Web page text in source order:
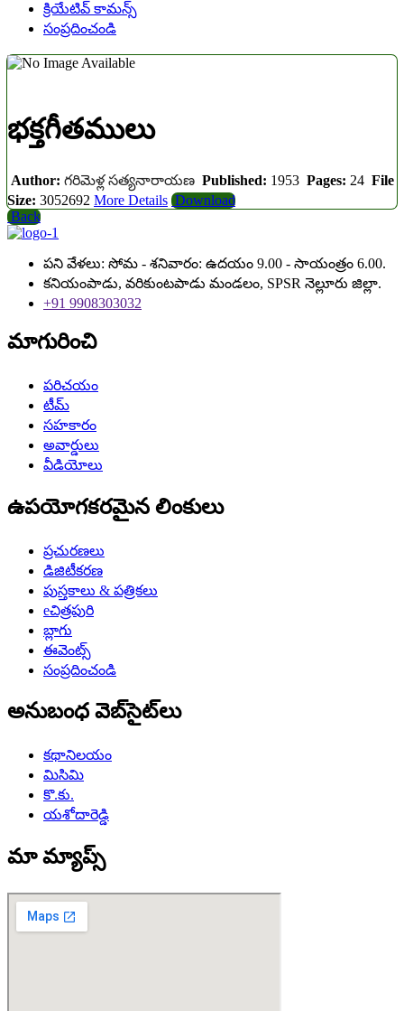
క్రియేటివ్ కామన్స్
సంప్రదించండి
భక్తగీతములు
Author: గరిమెళ్ల సత్యనారాయణ Published: 1953 Pages: 24 File
Size: 3052692 More Details Download
Back
పని వేళలు: సోమ - శనివారం: ఉదయం 9.00 - సాయంత్రం 6.00.
కనియంపాడు, వరికుంటపాడు మండలం, SPSR నెల్లూరు జిల్లా.
+91 9908303032
మాగురించి
పరిచయం
టీమ్
సహకారం
అవార్డులు
వీడియోలు
ఉపయోగకరమైన లింకులు
ప్రచురణలు
డిజిటీకరణ
పుస్తకాలు & పత్రికలు
eచిత్రపురి
బ్లాగు
ఈవెంట్స్
సంప్రదించండి
అనుబంధ వెబ్‌సైట్‌లు
కథానిలయం
మిసిమి
కొ.కు.
యశోదారెడ్డి
మా మ్యాప్స్